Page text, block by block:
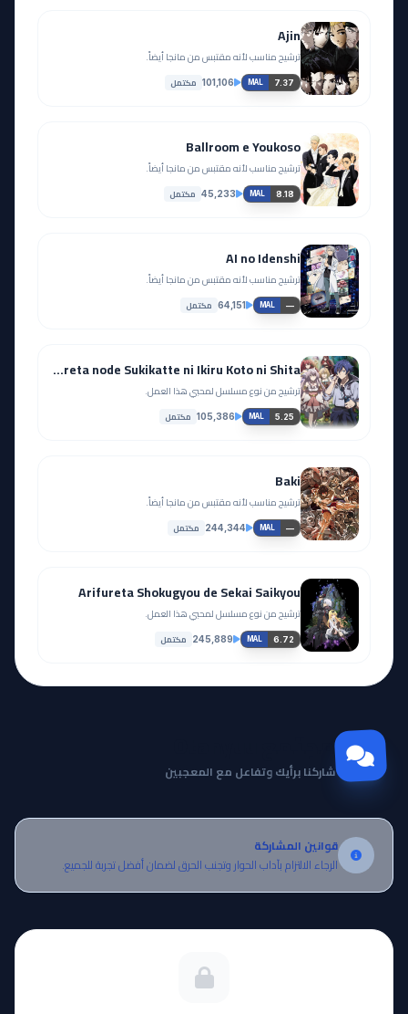
Ajin
ترشيح مناسب لأنه مقتبس من مانجا أيضاً.
MAL 7.37
101,106 مكتمل
Ballroom e Youkoso
ترشيح مناسب لأنه مقتبس من مانجا أيضاً.
MAL 8.18
45,233 مكتمل
AI no Idenshi
ترشيح مناسب لأنه مقتبس من مانجا أيضاً.
MAL —
64,151 مكتمل
Dekisokonai to Yobareta Motoeiyuu wa Jikka kara Tsuihou sareta node Sukikatte ni Ikiru Koto ni Shita
ترشيح من نوع مسلسل لمحبي هذا العمل.
MAL 5.25
105,386 مكتمل
Baki
ترشيح مناسب لأنه مقتبس من مانجا أيضاً.
MAL —
244,344 مكتمل
Arifureta Shokugyou de Sekai Saikyou
ترشيح من نوع مسلسل لمحبي هذا العمل.
MAL 6.72
245,889 مكتمل
مجتمع Otanyuu
شاركنا برأيك وتفاعل مع المعجبين
قوانين المشاركة
الرجاء الالتزام بآداب الحوار وتجنب الحرق لضمان أفضل تجربة للجميع.